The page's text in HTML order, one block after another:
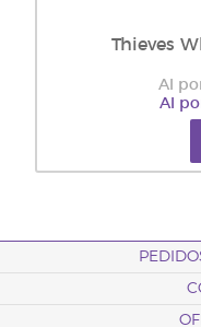
Thieves
Al
Al